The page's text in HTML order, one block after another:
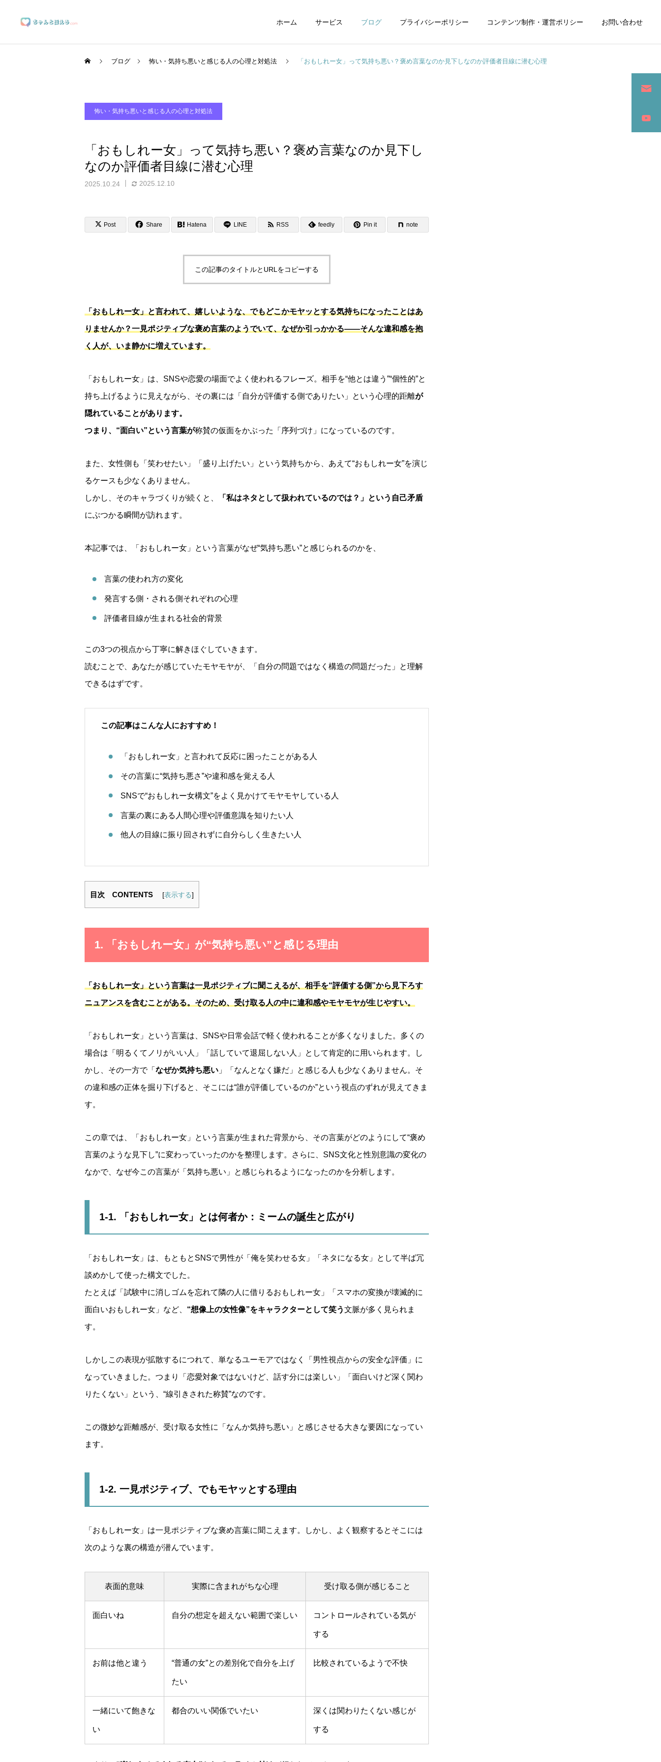
ホーム サービス ブログ プライバシーポリシー コンテンツ制作・運営ポリシー お問い合わせ
ブランディングサポート
マーケティングサポート
ブログ 怖い・気持ち悪いと感じる人の心理と対処法 「おもしれー女」って気持ち悪い？褒め言葉なのか見下しなのか評価者目線に潜む心理
怖い・気持ち悪いと感じる人の心理と対処法
「おもしれー女」って気持ち悪い？褒め言葉なのか見下し
なのか評価者目線に潜む心理
2025.10.24 2025.12.10
Post Share Hatena LINE RSS feedly Pin it note
この記事のタイトルとURLをコピーする
「おもしれー女」と言われて、嬉しいような、でもどこかモヤッとする気持ちになったことはあ
りませんか？一見ポジティブな褒め言葉のようでいて、なぜか引っかかる――そんな違和感を抱
く人が、いま静かに増えています。
「おもしれー女」は、SNSや恋愛の場面でよく使われるフレーズ。相手を“他とは違う”“個性的”と
持ち上げるように見えながら、その裏には「自分が評価する側でありたい」という心理的距離が
隠れていることがあります。
つまり、“面白い”という言葉が称賛の仮面をかぶった「序列づけ」になっているのです。
また、女性側も「笑わせたい」「盛り上げたい」という気持ちから、あえて“おもしれー女”を演じ
るケースも少なくありません。
しかし、そのキャラづくりが続くと、 「私はネタとして扱われているのでは？」という自己矛盾
にぶつかる瞬間が訪れます。
本記事では、「おもしれー女」という言葉がなぜ“気持ち悪い”と感じられるのかを、
言葉の使われ方の変化
発言する側・される側それぞれの心理
評価者目線が生まれる社会的背景
この3つの視点から丁寧に解きほぐしていきます。
読むことで、あなたが感じていたモヤモヤが、「自分の問題ではなく構造の問題だった」と理解
できるはずです。
この記事はこんな人におすすめ！
「おもしれー女」と言われて反応に困ったことがある人
その言葉に“気持ち悪さ”や違和感を覚える人
SNSで“おもしれー女構文”をよく見かけてモヤモヤしている人
言葉の裏にある人間心理や評価意識を知りたい人
他人の目線に振り回されずに自分らしく生きたい人
目次 CONTENTS [表示する]
1. 「おもしれー女」が“気持ち悪い”と感じる理由
「おもしれー女」という言葉は一見ポジティブに聞こえるが、相手を“評価する側”から見下ろす
ニュアンスを含むことがある。そのため、受け取る人の中に違和感やモヤモヤが生じやすい。
「おもしれー女」という言葉は、SNSや日常会話で軽く使われることが多くなりました。多くの
場合は「明るくてノリがいい人」「話していて退屈しない人」として肯定的に用いられます。し
かし、その一方で「 なぜか気持ち悪い 」「なんとなく嫌だ」と感じる人も少なくありません。そ
の違和感の正体を掘り下げると、そこには“誰が評価しているのか”という視点のずれが見えてきま
す。
この章では、「おもしれー女」という言葉が生まれた背景から、その言葉がどのようにして“褒め
言葉のような見下し”に変わっていったのかを整理します。さらに、SNS文化と性別意識の変化の
なかで、なぜ今この言葉が「気持ち悪い」と感じられるようになったのかを分析します。
1-1. 「おもしれー女」とは何者か：ミームの誕生と広がり
「おもしれー女」は、もともとSNSで男性が「俺を笑わせる女」「ネタになる女」として半ば冗
談めかして使った構文でした。
たとえば「試験中に消しゴムを忘れて隣の人に借りるおもしれー女」「スマホの変換が壊滅的に
面白いおもしれー女」など、 “想像上の女性像”をキャラクターとして笑う文脈が多く見られま
す。
しかしこの表現が拡散するにつれて、単なるユーモアではなく「男性視点からの安全な評価」に
なっていきました。つまり「恋愛対象ではないけど、話す分には楽しい」「面白いけど深く関わ
りたくない」という、“線引きされた称賛”なのです。
この微妙な距離感が、受け取る女性に「なんか気持ち悪い」と感じさせる大きな要因になってい
ます。
1-2. 一見ポジティブ、でもモヤッとする理由
「おもしれー女」は一見ポジティブな褒め言葉に聞こえます。しかし、よく観察するとそこには
次のような裏の構造が潜んでいます。
表面的意味 実際に含まれがちな心理 受け取る側が感じること
面白いね 自分の想定を超えない範囲で楽しい コントロールされている気が
する
お前は他と違う “普通の女”との差別化で自分を上げ
たい
比較されているようで不快
一緒にいて飽きな
い
都合のいい関係でいたい 深くは関わりたくない感じが
する